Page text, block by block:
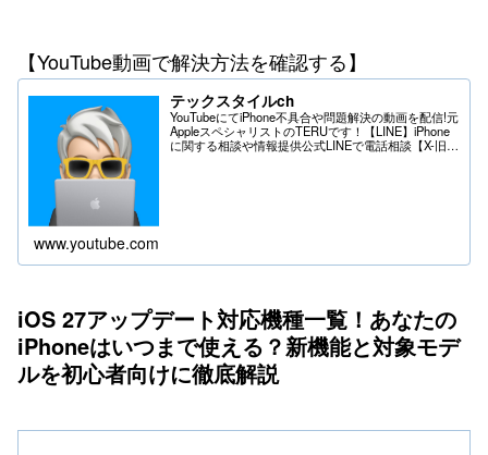
【YouTube動画で解決方法を確認する】
テックスタイルch
YouTubeにてiPhone不具合や問題解決の動画を配信!元
AppleスペシャリストのTERUです！【LINE】iPhone
に関する相談や情報提供公式LINEで電話相談【X-旧
www.youtube.com
iOS 27アップデート対応機種一覧！あなたの
iPhoneはいつまで使える？新機能と対象モデ
ルを初心者向けに徹底解説